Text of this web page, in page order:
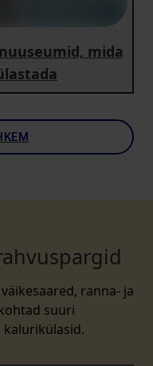
mida
ranna- ja
suuri